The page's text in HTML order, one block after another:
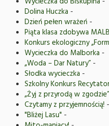
Dolina Huczka -
Dzień pełen wrażeń -
Piąta klasa zdobywa
Konkurs ekologiczny
Wycieczka do Malborka -
„Woda – Dar Natury” -
Słodka wycieczka -
Szkolny Konkurs
„Żyj z przyrodą w zgodzie”
Czytamy z przyjemnością! -
"Bliżej Lasu" -